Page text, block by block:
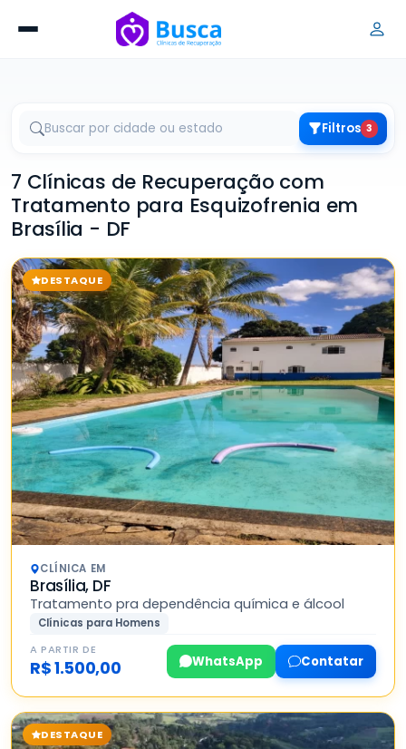
Filtros 3
7 Clínicas de Recuperação com
Tratamento para Esquizofrenia em
Brasília - DF
DESTAQUE
CLÍNICA EM
Brasília, DF
Tratamento pra dependência química e álcool
Clínicas para Homens
A PARTIR DE
R$ 1.500,00 WhatsApp Contatar
DESTAQUE